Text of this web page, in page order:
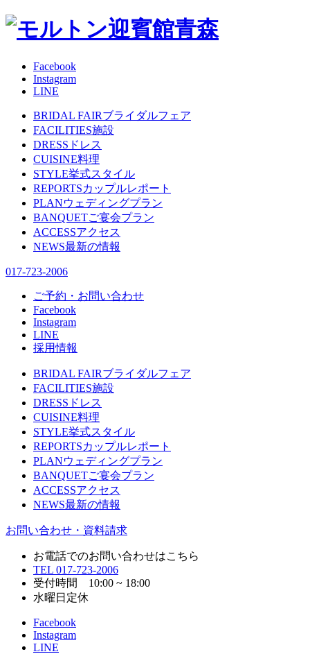
Facebook
Instagram
LINE
BRIDAL FAIRブライダルフェア
FACILITIES施設
DRESS ドレス
CUISINE料理
STYLE挙式スタイル
REPORTSカップルレポート
PLANウェディングプラン
BANQUETご宴会プラン
ACCESSアクセス
NEWS最新の情報
017-723-2006
ご予約・お問い合わせ
Facebook
Instagram
LINE
採用情報
BRIDAL FAIRブライダルフェア
FACILITIES施設
DRESS ドレス
CUISINE料理
STYLE挙式スタイル
REPORTSカップルレポート
PLANウェディングプラン
BANQUETご宴会プラン
ACCESSアクセス
NEWS最新の情報
お問い合わせ・資料請求
お電話でのお問い合わせはこちら
TEL 017-723-2006
受付時間 10:00 ~ 18:00
水曜日定休
Facebook
Instagram
LINE